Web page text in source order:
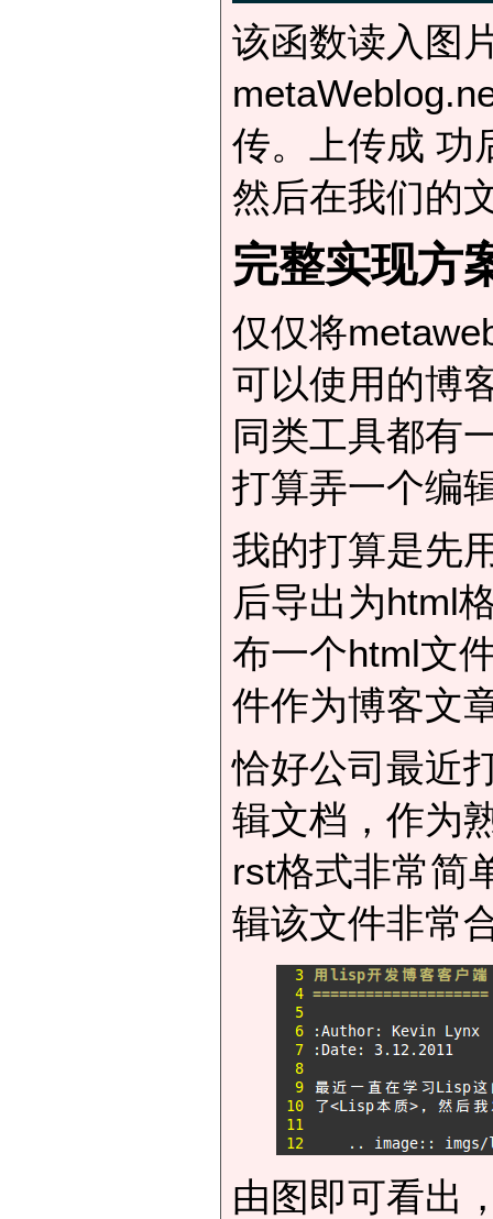
该函数读入图
传。上传成 功
然后在我们的
完整实现方
仅仅将
可以使用的博
同类工具都有
打算弄一个编
我的打算是先
后导出为html
布一个html文
件作为博客文
恰好公司最近
辑文档，作为
rst格式非常简
辑该文件非常
由图即可看出